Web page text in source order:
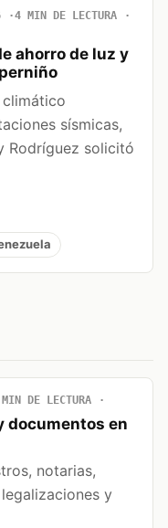
4 MIN DE LECTURA
ahorro de luz y
sísmicas,
Rodríguez solicitó
DE LECTURA
documentos en
notarias,
y